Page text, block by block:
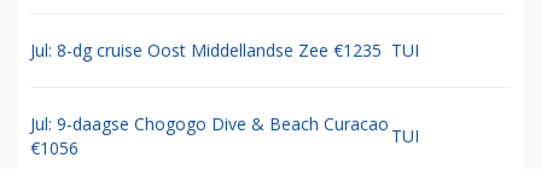
Jul: 8-dg cruise Oost Middellandse Zee €1235 TUI
Jul: 9-daagse Chogogo Dive & Beach Curacao
€1056
TUI